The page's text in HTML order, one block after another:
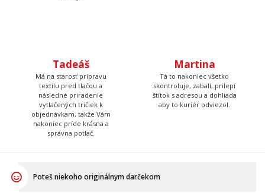
Tadeáš
Má na starosť prípravu
textilu pred tlačou a
následné priradenie
vytlačených tričiek k
objednávkam, takže Vám
nakoniec príde krásna a
správna potlač.
Martina
Tá to nakoniec všetko
skontroluje, zabalí, prilepí
štítok s adresou a dohliada
aby to kuriér odviezol.
Poteš niekoho originálnym darčekom